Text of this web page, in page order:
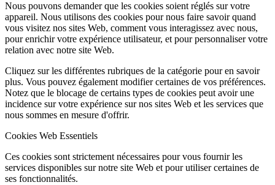
Nous pouvons demander que les cookies soient réglés sur votre
appareil. Nous utilisons des cookies pour nous faire savoir quand
vous visitez nos sites Web, comment vous interagissez avec nous,
pour enrichir votre expérience utilisateur, et pour personnaliser votre
relation avec notre site Web.
Cliquez sur les différentes rubriques de la catégorie pour en savoir
plus. Vous pouvez également modifier certaines de vos préférences.
Notez que le blocage de certains types de cookies peut avoir une
incidence sur votre expérience sur nos sites Web et les services que
nous sommes en mesure d'offrir.
Cookies Web Essentiels
Ces cookies sont strictement nécessaires pour vous fournir les
services disponibles sur notre site Web et pour utiliser certaines de
ses fonctionnalités.